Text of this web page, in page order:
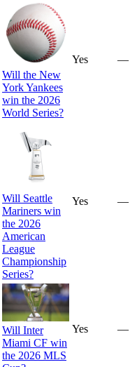
Will the New
York Yankees
win the 2026
World Series?
Yes —
Will Seattle
Mariners win
the 2026
American
League
Championship
Series?
Yes —
Will Inter
Miami CF win
the 2026 MLS
Yes —